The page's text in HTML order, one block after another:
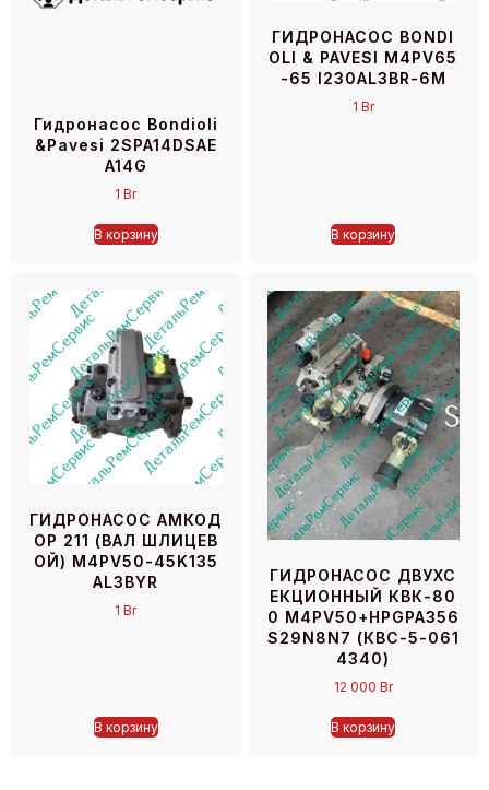
Гидронасос Bondioli
&Pavesi 2SPA14DSAE
A14G
1Br
В корзину
ГИДРОНАСОС BONDI
OLI & PAVESI M4PV65
-65 I230AL3BR-6M
1 Br
В корзину
ГИДРОНАСОС АМКОД
ОР 211 (ВАЛ ШЛИЦЕВ
ОЙ) M4PV50-45K135
AL3BYR
1Br
В корзину
ГИДРОНАСОС ДВУХС
ЕКЦИОННЫЙ КВК-80
0 M4PV50+HPGPA356
S29N8N7 (КВС-5-061
4340)
12 000 Br
В корзину